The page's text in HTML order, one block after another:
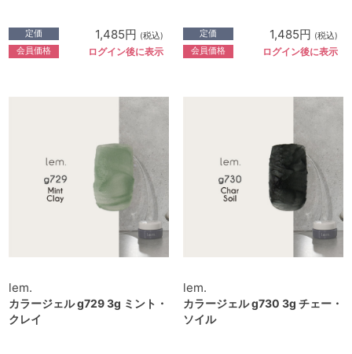
定価 1,485円 (税込)
会員価格 ログイン後に表示
定価 1,485円 (税込)
会員価格 ログイン後に表示
lem.
カラージェル g729 3g ミント・
クレイ
lem.
カラージェル g730 3g チェー・
ソイル